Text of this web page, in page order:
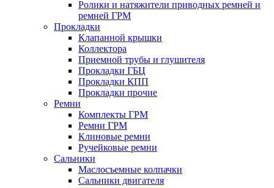
Ролики и натяжители приводных ремней и
ремней ГРМ
Прокладки
Клапанной крышки
Коллектора
Приемной трубы и глушителя
Прокладки ГБЦ
Прокладки КПП
Прокладки прочие
Ремни
Комплекты ГРМ
Ремни ГРМ
Клиновые ремни
Ручейковые ремни
Сальники
Маслосъемные колпачки
Сальники двигателя